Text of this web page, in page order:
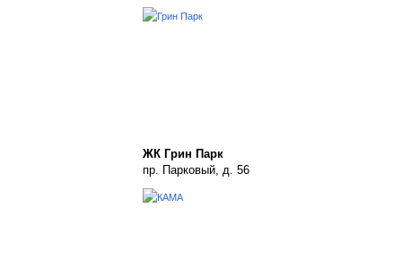
ЖК Грин Парк
пр. Парковый, д. 56